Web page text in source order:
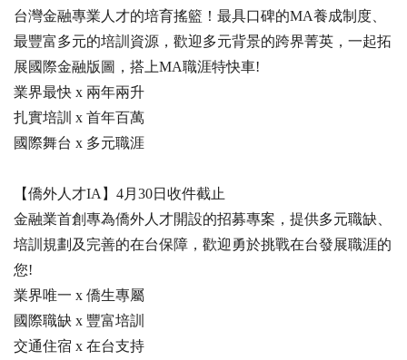
台灣金融專業人才的培育搖籃！最具口碑的MA養成制度、
最豐富多元的培訓資源，歡迎多元背景的跨界菁英，一起拓
展國際金融版圖，搭上MA職涯特快車!
業界最快 x 兩年兩升
扎實培訓 x 首年百萬
國際舞台 x 多元職涯
【僑外人才IA】4月30日收件截止
金融業首創專為僑外人才開設的招募專案，提供多元職缺、
培訓規劃及完善的在台保障，歡迎勇於挑戰在台發展職涯的
您!
業界唯一 x 僑生專屬
國際職缺 x 豐富培訓
交通住宿 x 在台支持